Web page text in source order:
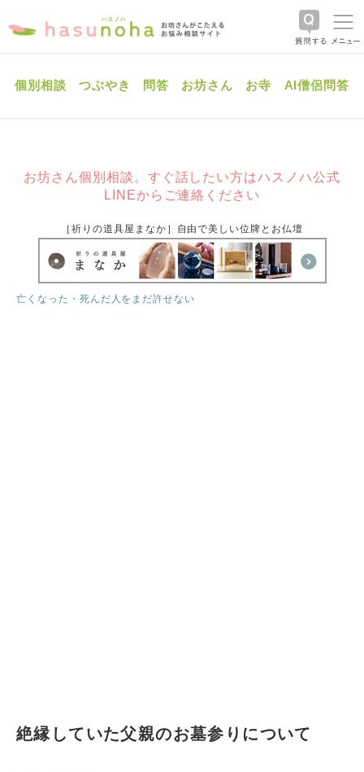
個別相談 つぶやき 問答 お坊さん お寺 AI僧侶問答
お坊さん個別相談。すぐ話したい方はハスノハ公式
LINEからご連絡ください
［祈りの道具屋まなか］自由で美しい位牌とお仏壇
亡くなった・死んだ人をまだ許せない
絶縁していた父親のお墓参りについて